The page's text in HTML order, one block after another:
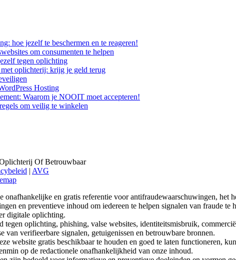
hoe jezelf te beschermen en te reageren!
om consumenten te helpen
tegen oplichting
oplichterij: krijg je geld terug
Hosting
Waarom je NOOIT moet accepteren!
om veilig te winkelen
Of Betrouwbaar
| AVG
en gratis referentie voor antifraudewaarschuwingen, het
en preventieve inhoud om iedereen te helpen signalen van fraude
digitale oplichting.
tegen oplichting, phishing, valse websites, identiteitsmisbruik,
van verifieerbare signalen, getuigenissen en betrouwbare bronnen.
website gratis beschikbaar te houden en goed te laten functioneren,
op de redactionele onafhankelijkheid van onze inhoud.